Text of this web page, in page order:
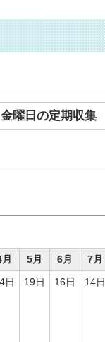
曜日の定期収集
5月 6月 7月
日 19日 16日 14日